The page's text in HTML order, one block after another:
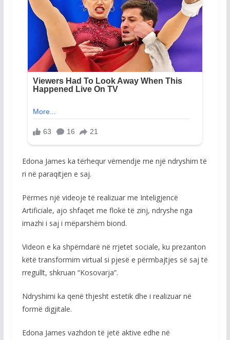
Edona James ka tërhequr vëmendje me një ndryshim të
ri në paraqitjen e saj.
Përmes një videoje të realizuar me Inteligjencë
Artificiale, ajo shfaqet me flokë të zinj, ndryshe nga
imazhi i saj i mëparshëm biond.
Videon e ka shpërndarë në rrjetet sociale, ku prezanton
këtë transformim virtual si pjesë e përmbajtjes së saj të
rregullt, shkruan “Kosovarja”.
Ndryshimi ka qenë thjesht estetik dhe i realizuar në
formë digjitale.
Edona James vazhdon të jetë aktive edhe në